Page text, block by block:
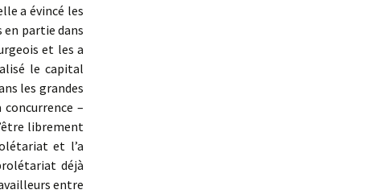
a évincé les
partie dans
et les a
le capital
les grandes
–
librement
et l’a
déjà
entre